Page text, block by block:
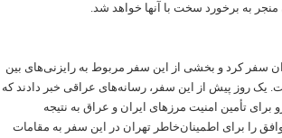
به برخورد سخت با آنها خواهد شد.
سفر کرد و بخشی از این سفر مربوط به رایزنی‌های بین
روز پیش از این سفر، رسانه‌های عراقی خبر دادند که
برای تأمین امنیت مرزهای ایران و عراق به نتیجه
را برای اطمینان‌خاطر تهران در این سفر به مقامات